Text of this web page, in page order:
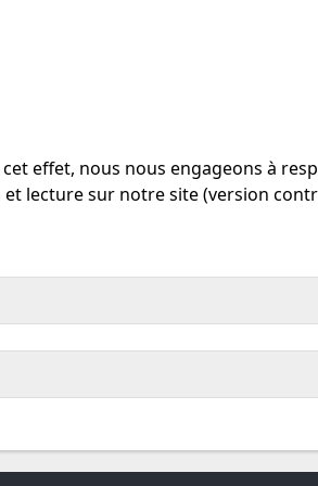
effet, nous nous engageons à
lecture sur notre site (version